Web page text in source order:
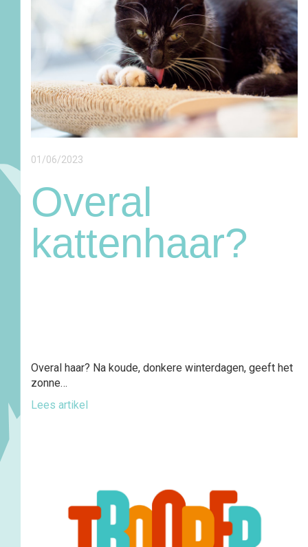
01/06/2023
Overal
kattenhaar?
Overal haar? Na koude, donkere winterdagen, geeft het
zonne…
Lees artikel